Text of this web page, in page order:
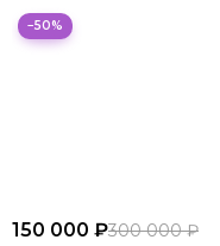
−50%
150 000 ₽300 000 ₽